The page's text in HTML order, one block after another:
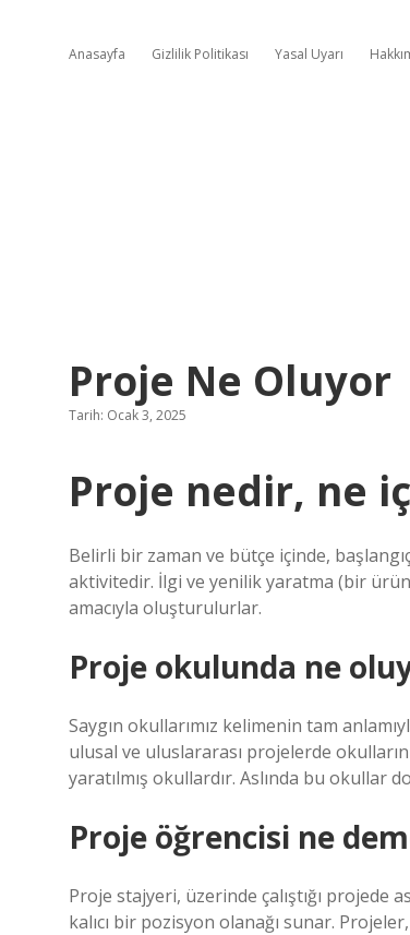
Anasayfa Gizlilik Politikası Yasal Uyarı
Proje Ne Oluyor
Tarih: Ocak 3, 2025
Proje nedir, ne
Belirli bir zaman ve bütçe içinde,
aktivitedir. İlgi ve yenilik yaratma (bir
amacıyla oluşturulurlar.
Proje okulunda ne
Saygın okullarımız kelimenin tam
ulusal ve uluslararası projelerde
yaratılmış okullardır. Aslında bu okullar
Proje öğrencisi ne
Proje stajyeri, üzerinde çalıştığı projede
kalıcı bir pozisyon olanağı sunar.